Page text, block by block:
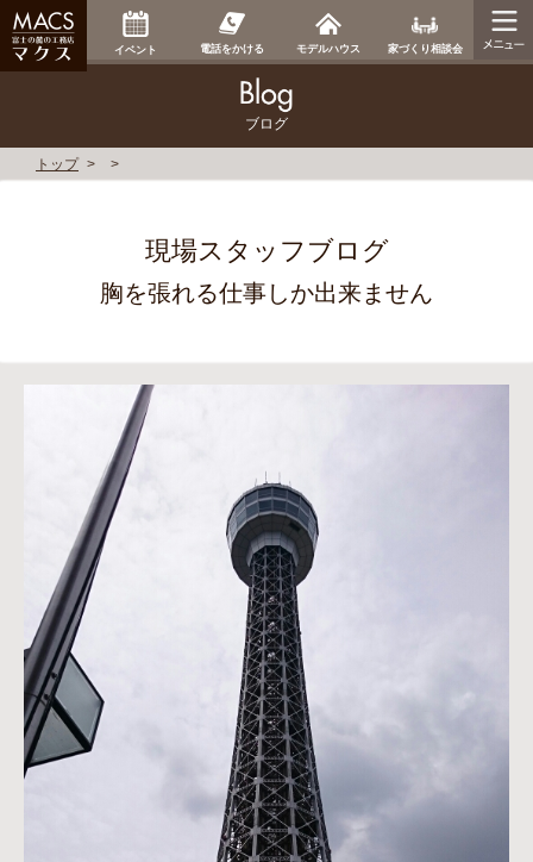
イベント 電話をかける モデルハウス 家づくり相談会
ブログ
トップ
現場スタッフブログ
胸を張れる仕事しか出来ません